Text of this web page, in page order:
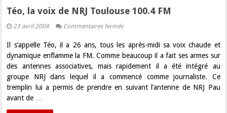
Téo, la voix de NRJ Toulouse 100.4 FM
23 avril 2008 Commentaires ferméssur
voix
de
Toulouse
100.4
Il s’appelle Téo, il a 26 ans, tous les après-midi sa voix chaude et
dynamique enflamme la FM. Comme beaucoup il a fait ses armes sur
des antennes associatives, mais rapidement il a été intégré au
groupe NRJ dans lequel il a commencé comme journaliste. Ce
tremplin lui a permis de prendre en suivant l’antenne de NRJ Pau
avant de …